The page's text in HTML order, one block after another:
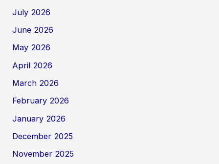
July 2026
June 2026
May 2026
April 2026
March 2026
February 2026
January 2026
December 2025
November 2025